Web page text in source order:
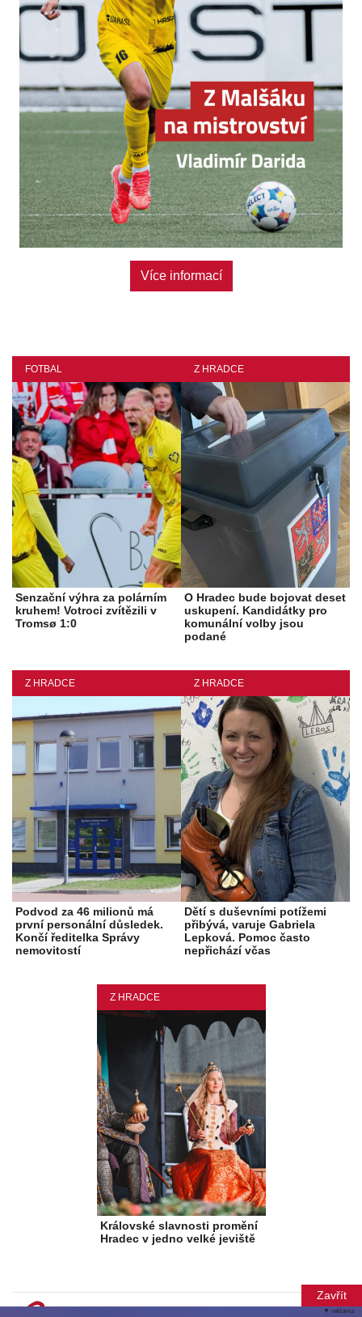
Více informací
FOTBAL
Senzační výhra za polárním
kruhem! Votroci zvítězili v
Tromsø 1:0
Z HRADCE
O Hradec bude bojovat deset
uskupení. Kandidátky pro
komunální volby jsou
podané
Z HRADCE
Podvod za 46 milionů má
první personální důsledek.
Končí ředitelka Správy
nemovitostí
Z HRADCE
Dětí s duševními potížemi
přibývá, varuje Gabriela
Lepková. Pomoc často
nepřichází včas
Z HRADCE
Královské slavnosti promění
Hradec v jedno velké jeviště
▼ reklama
Zavřít